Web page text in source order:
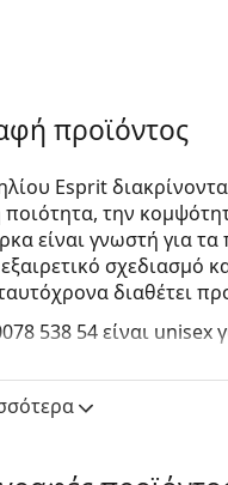
προϊόντος
Esprit
ποιότητα, την
είναι γνωστή για τα
σχεδιασμό
διαθέτει
538 54είναι unisex
χρώμα του σκελετού